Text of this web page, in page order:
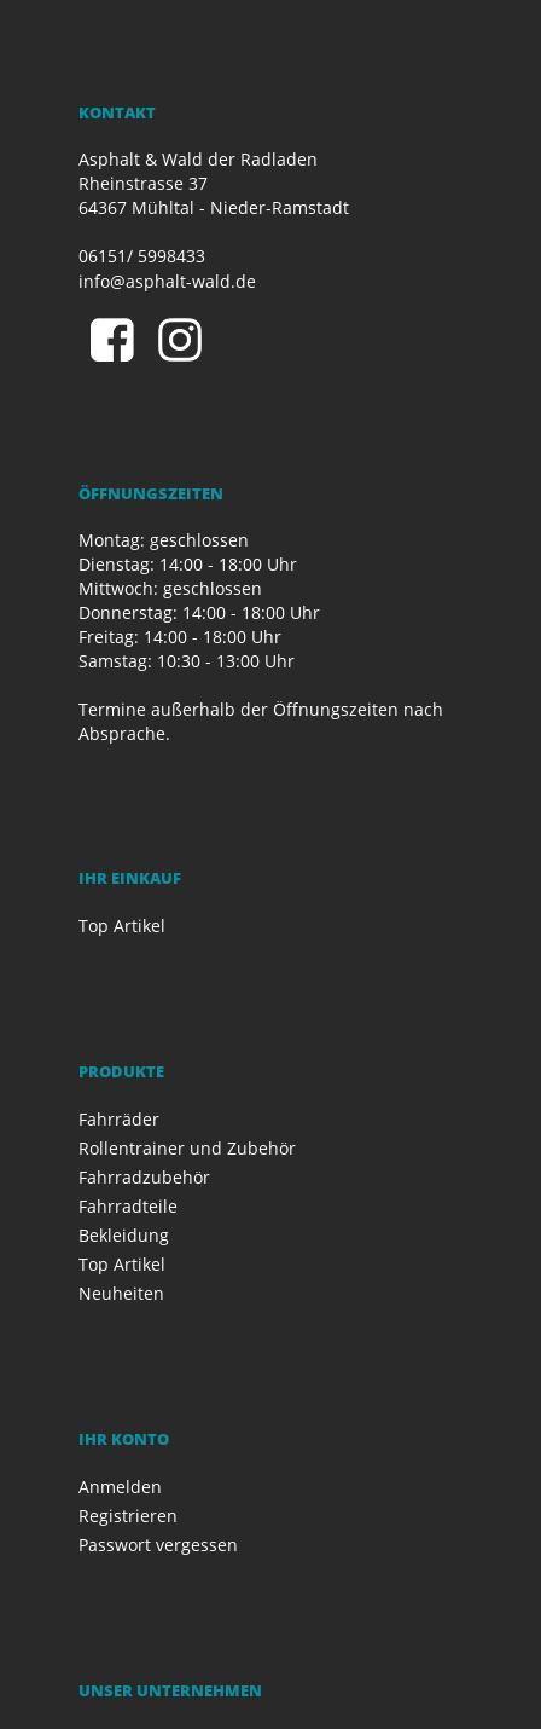
KONTAKT
Asphalt & Wald der Radladen
Rheinstrasse 37
64367 Mühltal - Nieder-Ramstadt
06151/ 5998433
info@asphalt-wald.de
ÖFFNUNGSZEITEN
Montag: geschlossen
Dienstag: 14:00 - 18:00 Uhr
Mittwoch: geschlossen
Donnerstag: 14:00 - 18:00 Uhr
Freitag: 14:00 - 18:00 Uhr
Samstag: 10:30 - 13:00 Uhr
Termine außerhalb der Öffnungszeiten nach
Absprache.
IHR EINKAUF
Top Artikel
PRODUKTE
Fahrräder
Rollentrainer und Zubehör
Fahrradzubehör
Fahrradteile
Bekleidung
Top Artikel
Neuheiten
IHR KONTO
Anmelden
Registrieren
Passwort vergessen
UNSER UNTERNEHMEN